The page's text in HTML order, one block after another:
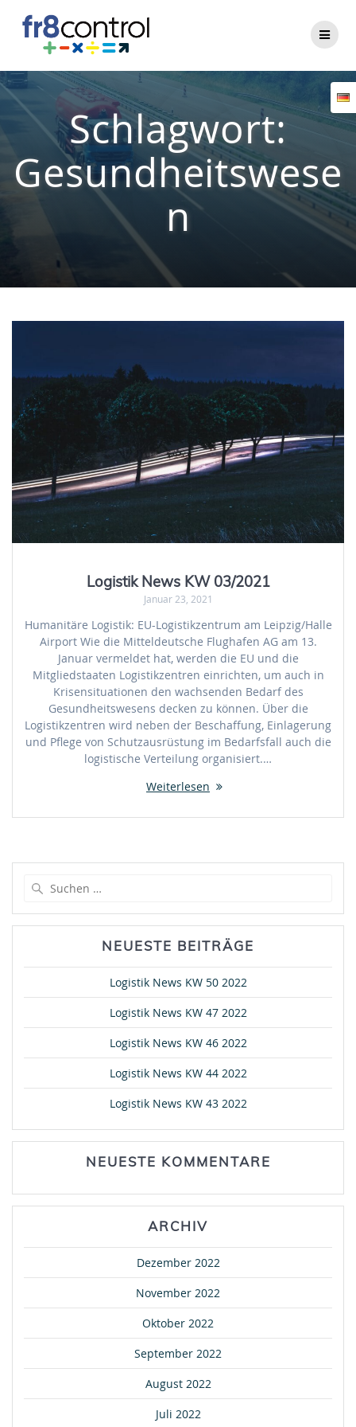
Schlagwort:
Gesundheitswese
n
Logistik News KW 03/2021
Januar 23, 2021
Humanitäre Logistik: EU-Logistikzentrum am Leipzig/Halle
Airport Wie die Mitteldeutsche Flughafen AG am 13.
Januar vermeldet hat, werden die EU und die
Mitgliedstaaten Logistikzentren einrichten, um auch in
Krisensituationen den wachsenden Bedarf des
Gesundheitswesens decken zu können. Über die
Logistikzentren wird neben der Beschaffung, Einlagerung
und Pflege von Schutzausrüstung im Bedarfsfall auch die
logistische Verteilung organisiert.…
Weiterlesen
NEUESTE BEITRÄGE
Logistik News KW 50 2022
Logistik News KW 47 2022
Logistik News KW 46 2022
Logistik News KW 44 2022
Logistik News KW 43 2022
NEUESTE KOMMENTARE
ARCHIV
Dezember 2022
November 2022
Oktober 2022
September 2022
August 2022
Juli 2022